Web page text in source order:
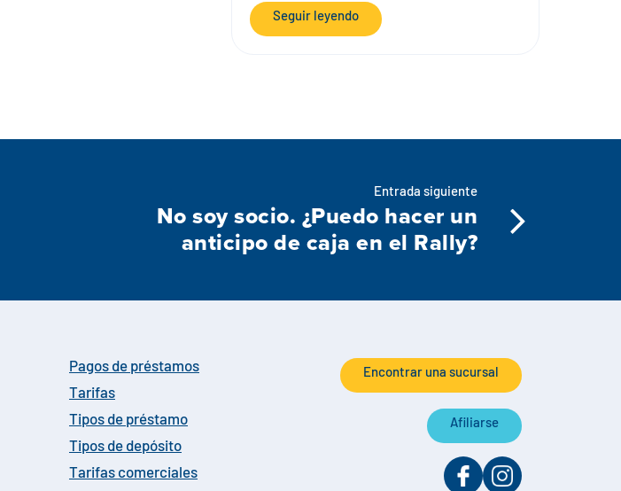
Seguir leyendo
Entrada siguiente
No soy socio. ¿Puedo hacer un
anticipo de caja en el Rally?
Pagos de préstamos
Tarifas
Tipos de préstamo
Tipos de depósito
Tarifas comerciales
Encontrar una sucursal
Afiliarse